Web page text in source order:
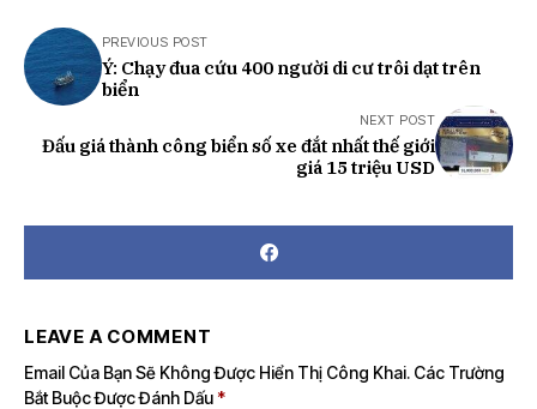
PREVIOUS POST
Ý: Chạy đua cứu 400 người di cư trôi dạt trên
biển
NEXT POST
Đấu giá thành công biển số xe đắt nhất thế giới
giá 15 triệu USD
LEAVE A COMMENT
Email Của Bạn Sẽ Không Được Hiển Thị Công Khai. Các Trường
Bắt Buộc Được Đánh Dấu *